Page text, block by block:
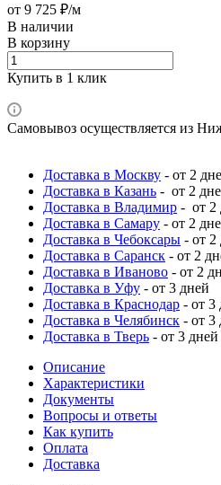
от 9 725 ₽/м
В наличии
В корзину
Купить в 1 клик
Самовывоз осуществляется из
Доставка в Москву - от 2
Доставка в Казань - от 2
Доставка в Владимир - от 2
Доставка в Самару - от 2
Доставка в Чебоксары - от 2
Доставка в Саранск - от 2
Доставка в Иваново - от 2
Доставка в Уфу - от 3 дней
Доставка в Краснодар - от 3
Доставка в Челябинск - от 3
Доставка в Тверь - от 3 дней
Описание
Характеристики
Документы
Вопросы и ответы
Как купить
Оплата
Доставка